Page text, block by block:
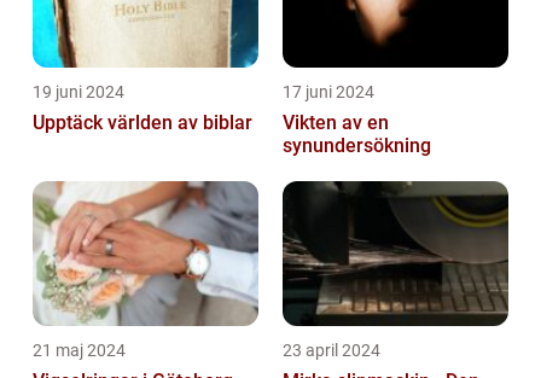
19 juni 2024
Upptäck världen av biblar
17 juni 2024
Vikten av en
synundersökning
21 maj 2024 23 april 2024